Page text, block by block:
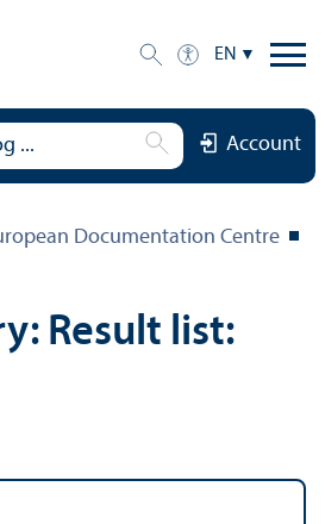
EN
Account
Documentation Centre
Result list: